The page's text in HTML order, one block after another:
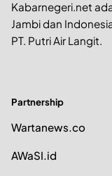
Kabarnegeri.net
Jambi dan
PT. Putri Air Langit.
Partnership
Wartanews.co
AWaSI.id